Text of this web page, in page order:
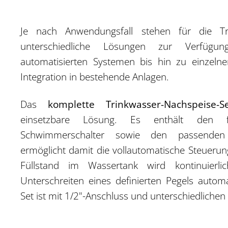
Je nach Anwendungsfall stehen für die
unterschiedliche Lösungen zur
automatisierten Systemen bis hin zu
Integration in bestehende Anlagen.
Das komplette Trinkwasser-Nachspeise-
einsetzbare Lösung. Es enthält den
Schwimmerschalter sowie den
ermöglicht damit die vollautomatische
Füllstand im Wassertank wird
Unterschreiten eines definierten Pegels
Set ist mit 1/2"-Anschluss und